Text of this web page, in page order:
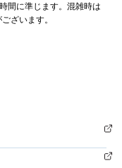
間に準じます。混雑時は
ざいます。